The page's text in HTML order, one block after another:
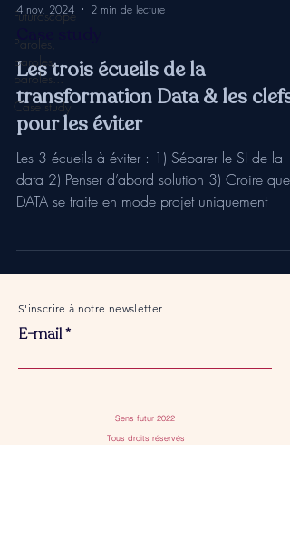
Futuroscope
Paroles,
paroles,
paroles...
Case study
4 nov. 2024 2 min de lecture
Case study
Les trois écueils de la
transformation Data & les clefs
pour les éviter
Les 3 écueils à éviter : 1) Séparer le SI de la
data 2) Penser d’abord solution 3) Croire que
DATA se traite en mode projet uniquement
S'inscrire à notre newsletter
E-mail
Sens futur 2022
Tous droits réservés